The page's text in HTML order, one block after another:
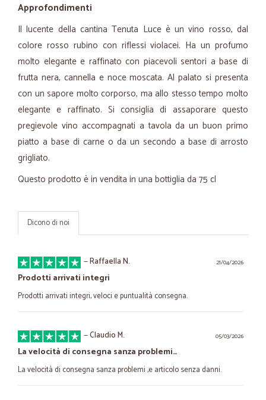
Approfondimenti
Il lucente della cantina Tenuta Luce è un vino rosso, dal
colore rosso rubino con riflessi violacei. Ha un profumo
molto elegante e raffinato con piacevoli sentori a base di
frutta nera, cannella e noce moscata. Al palato si presenta
con un sapore molto corporso, ma allo stesso tempo molto
elegante e raffinato. Si consiglia di assaporare questo
pregievole vino accompagnati a tavola da un buon primo
piatto a base di carne o da un secondo a base di arrosto
grigliato.
Questo prodotto è in vendita in una bottiglia da 75 cl
Dicono di noi
21/04/2026
—Raffaella N.
Prodotti arrivati integri
Prodotti arrivati integri, veloci e puntualità consegna.
05/03/2026
—Claudio M.
La velocità di consegna sanza problemi…
La velocità di consegna sanza problemi ,e articolo senza danni.